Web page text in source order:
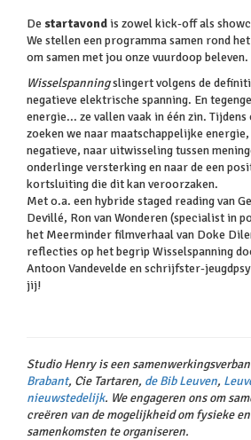
De startavondis zowel kick-off als
We stellen een programma samen rond
om samen met jou onze vuurdoop beleven.
Wisselspanningslingert volgens de
negatieve elektrische spanning. En
energie... ze vallen vaak in één zin.
zoeken we naar maatschappelijke
negatieve, naar uitwisseling tussen
onderlinge versterking en naar de een
kortsluiting die dit kan veroorzaken.
Met o.a. een hybride staged reading van
Devillé, Ron van Wonderen (specialist in
het Meerminder filmverhaal van Doke
reflecties op het begrip Wisselspanning
Antoon Vandevelde en schrijfster-
jij!
Studio Henry is een
Brabant, Cie Tartaren, de Bib Leuven,
nieuwstedelijk. We engageren ons om
creëren van de mogelijkheid om fysieke
samenkomsten te organiseren.